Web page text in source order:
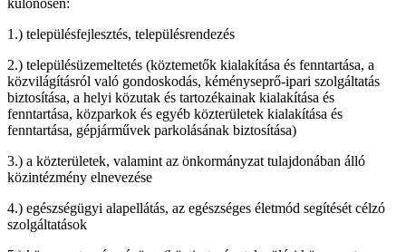
településfejlesztés, településrendezés
településüzemeltetés (köztemetők kialakítása és fenntartása, a
közvilágításról való gondoskodás, kéményseprő-ipari szolgáltatás
biztosítása, a helyi közutak és tartozékainak kialakítása és
fenntartása, közparkok és egyéb közterületek kialakítása és
fenntartása, gépjárművek parkolásának biztosítása)
a közterületek, valamint az önkormányzat tulajdonában álló
közintézmény elnevezése
egészségügyi alapellátás, az egészséges életmód segítését célzó
szolgáltatások